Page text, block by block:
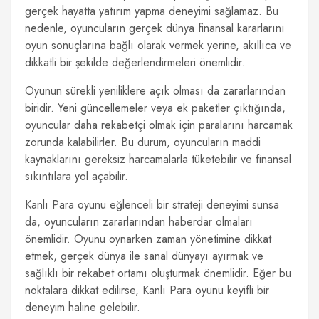
gerçek hayatta yatırım yapma deneyimi sağlamaz. Bu
nedenle, oyuncuların gerçek dünya finansal kararlarını
oyun sonuçlarına bağlı olarak vermek yerine, akıllıca ve
dikkatli bir şekilde değerlendirmeleri önemlidir.
Oyunun sürekli yeniliklere açık olması da zararlarından
biridir. Yeni güncellemeler veya ek paketler çıktığında,
oyuncular daha rekabetçi olmak için paralarını harcamak
zorunda kalabilirler. Bu durum, oyuncuların maddi
kaynaklarını gereksiz harcamalarla tüketebilir ve finansal
sıkıntılara yol açabilir.
Kanlı Para oyunu eğlenceli bir strateji deneyimi sunsa
da, oyuncuların zararlarından haberdar olmaları
önemlidir. Oyunu oynarken zaman yönetimine dikkat
etmek, gerçek dünya ile sanal dünyayı ayırmak ve
sağlıklı bir rekabet ortamı oluşturmak önemlidir. Eğer bu
noktalara dikkat edilirse, Kanlı Para oyunu keyifli bir
deneyim haline gelebilir.